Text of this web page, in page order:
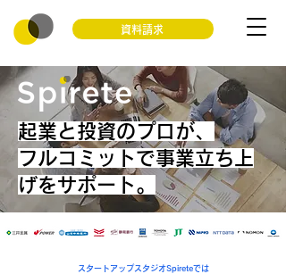
資料請求
起業と投資のプロが、
フルコミットで事業立ち上
げをサポート。
スタートアップスタジオSpireteでは